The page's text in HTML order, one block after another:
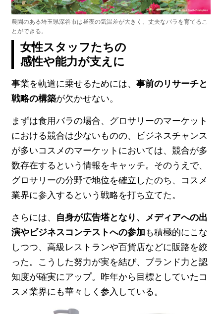
農園のある埼玉県深谷市は昼夜の気温差が大きく、丈夫なバラを育てるこ
とができる。
女性スタッフたちの
感性や能力が支えに
事業を軌道に乗せるためには、事前のリサーチと
戦略の構築が欠かせない。
まずは食用バラの場合、グロサリーのマーケット
における競合は少ないものの、ビジネスチャンス
が多いコスメのマーケットにおいては、競合が多
数存在するという情報をキャッチ。そのうえで、
グロサリーの分野で地位を確立したのち、コスメ
業界に参入するという戦略を打ち立てた。
さらには、 自身が広告塔となり、メディアへの出
演やビジネスコンテストへの参加も積極的にこな
しつつ、高級レストランや百貨店などに販路を絞
った。こうした努力が実を結び、ブランド力と認
知度が確実にアップ。昨年から目標としていたコ
スメ業界にも華々しく参入している。